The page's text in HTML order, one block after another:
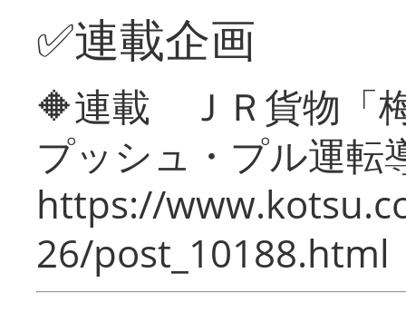
✅連載企画
🔶連載 ＪＲ貨物「
プッシュ・プル運転
https://
26/post_10188.html